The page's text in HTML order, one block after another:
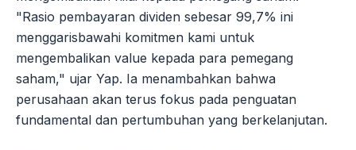
"Rasio pembayaran dividen sebesar 99,7% ini
menggarisbawahi komitmen kami untuk
mengembalikan value kepada para pemegang
saham," ujar Yap. Ia menambahkan bahwa
perusahaan akan terus fokus pada penguatan
fundamental dan pertumbuhan yang berkelanjutan.